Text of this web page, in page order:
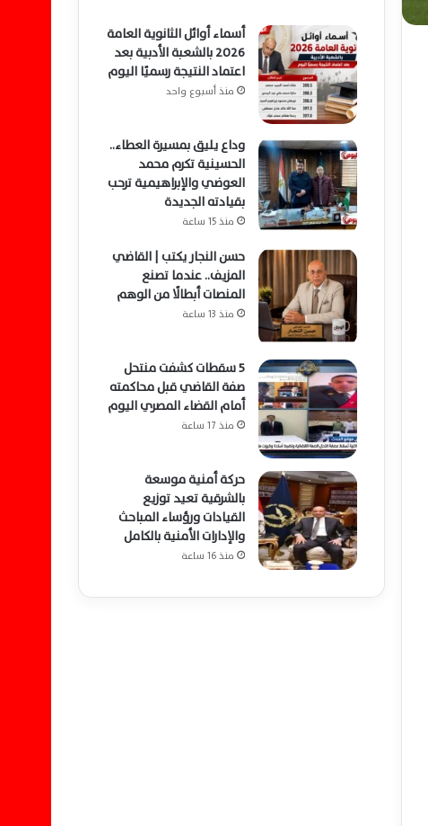
أسماء أوائل الثانوية العامة
2026 بالشعبة الأدبية بعد
اعتماد النتيجة رسميًا اليوم
منذ أسبوع واحد
وداع يليق بمسيرة العطاء..
الحسينية تكرم محمد
العوضي والإبراهيمية ترحب
بقيادته الجديدة
منذ 15 ساعة
حسن النجار يكتب | القاضي
المزيف.. عندما تصنع
المنصات أبطالًا من الوهم
منذ 13 ساعة
5 سقطات كشفت منتحل
صفة القاضي قبل محاكمته
أمام القضاء المصري اليوم
منذ 17 ساعة
حركة أمنية موسعة
بالشرقية تعيد توزيع
القيادات ورؤساء المباحث
والإدارات الأمنية بالكامل
منذ 16 ساعة